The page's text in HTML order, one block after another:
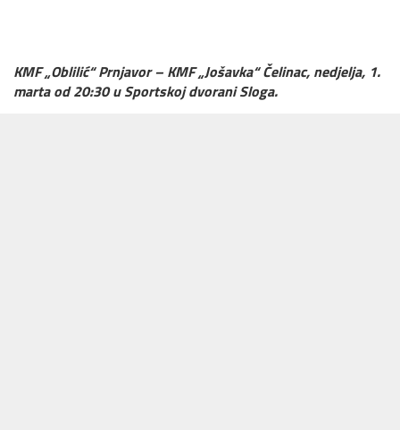
KMF „Oblilić“ Prnjavor – KMF „Jošavka“ Čelinac, nedjelja, 1.
marta od 20:30 u Sportskoj dvorani Sloga.